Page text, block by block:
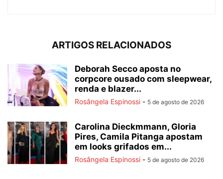
ARTIGOS RELACIONADOS
Deborah Secco aposta no
corpcore ousado com sleepwear,
renda e blazer...
Rosângela Espinossi - 5 de agosto de 2026
Carolina Dieckmmann, Gloria
Pires, Camila Pitanga apostam
em looks grifados em...
Rosângela Espinossi - 5 de agosto de 2026